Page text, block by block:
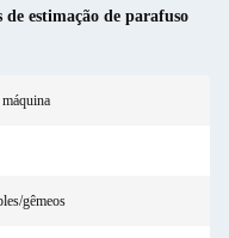
estimação de parafuso
gêmeos